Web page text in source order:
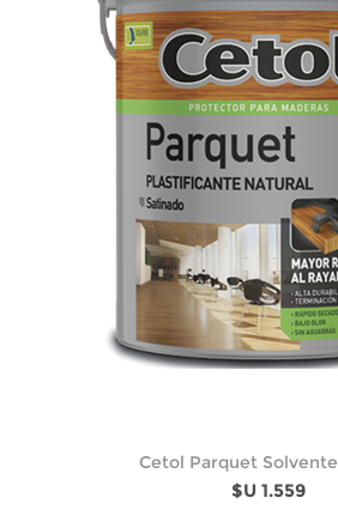
Cetol Parquet Solvente
$U 1.559